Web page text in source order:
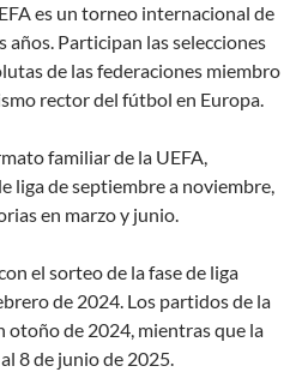
es un torneo internacional de
años. Participan las selecciones
de las federaciones miembro
rector del fútbol en Europa.
familiar de la UEFA,
liga de septiembre a noviembre,
en marzo y junio.
el sorteo de la fase de liga
de 2024. Los partidos de la
otoño de 2024, mientras que la
8 de junio de 2025.